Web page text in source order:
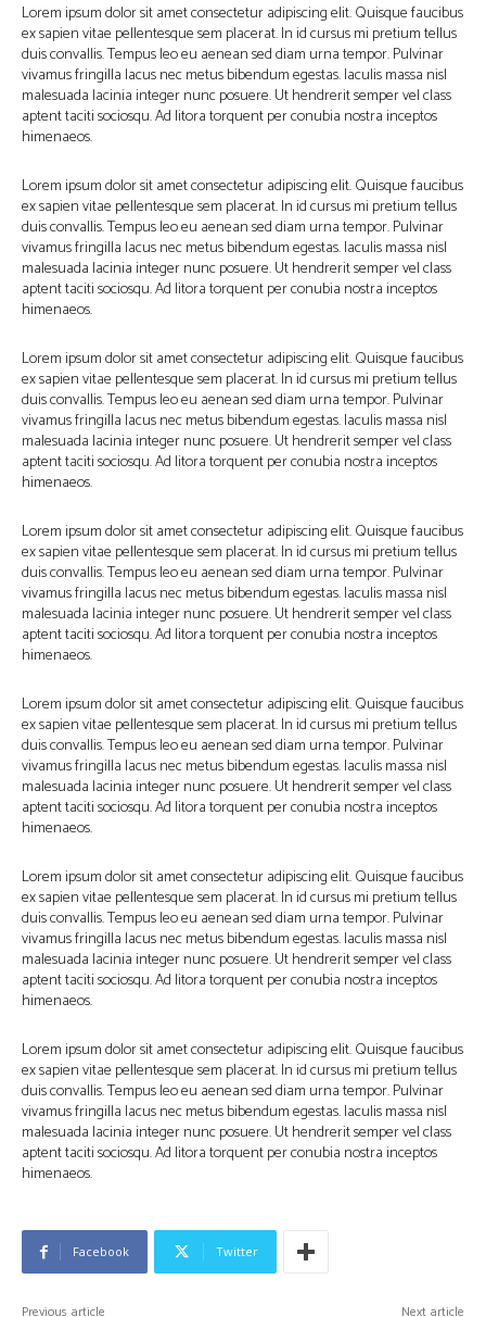
Lorem ipsum dolor sit amet consectetur adipiscing elit. Quisque faucibus
ex sapien vitae pellentesque sem placerat. In id cursus mi pretium tellus
duis convallis. Tempus leo eu aenean sed diam urna tempor. Pulvinar
vivamus fringilla lacus nec metus bibendum egestas. Iaculis massa nisl
malesuada lacinia integer nunc posuere. Ut hendrerit semper vel class
aptent taciti sociosqu. Ad litora torquent per conubia nostra inceptos
himenaeos.
Lorem ipsum dolor sit amet consectetur adipiscing elit. Quisque faucibus
ex sapien vitae pellentesque sem placerat. In id cursus mi pretium tellus
duis convallis. Tempus leo eu aenean sed diam urna tempor. Pulvinar
vivamus fringilla lacus nec metus bibendum egestas. Iaculis massa nisl
malesuada lacinia integer nunc posuere. Ut hendrerit semper vel class
aptent taciti sociosqu. Ad litora torquent per conubia nostra inceptos
himenaeos.
Lorem ipsum dolor sit amet consectetur adipiscing elit. Quisque faucibus
ex sapien vitae pellentesque sem placerat. In id cursus mi pretium tellus
duis convallis. Tempus leo eu aenean sed diam urna tempor. Pulvinar
vivamus fringilla lacus nec metus bibendum egestas. Iaculis massa nisl
malesuada lacinia integer nunc posuere. Ut hendrerit semper vel class
aptent taciti sociosqu. Ad litora torquent per conubia nostra inceptos
himenaeos.
Lorem ipsum dolor sit amet consectetur adipiscing elit. Quisque faucibus
ex sapien vitae pellentesque sem placerat. In id cursus mi pretium tellus
duis convallis. Tempus leo eu aenean sed diam urna tempor. Pulvinar
vivamus fringilla lacus nec metus bibendum egestas. Iaculis massa nisl
malesuada lacinia integer nunc posuere. Ut hendrerit semper vel class
aptent taciti sociosqu. Ad litora torquent per conubia nostra inceptos
himenaeos.
Lorem ipsum dolor sit amet consectetur adipiscing elit. Quisque faucibus
ex sapien vitae pellentesque sem placerat. In id cursus mi pretium tellus
duis convallis. Tempus leo eu aenean sed diam urna tempor. Pulvinar
vivamus fringilla lacus nec metus bibendum egestas. Iaculis massa nisl
malesuada lacinia integer nunc posuere. Ut hendrerit semper vel class
aptent taciti sociosqu. Ad litora torquent per conubia nostra inceptos
himenaeos.
Lorem ipsum dolor sit amet consectetur adipiscing elit. Quisque faucibus
ex sapien vitae pellentesque sem placerat. In id cursus mi pretium tellus
duis convallis. Tempus leo eu aenean sed diam urna tempor. Pulvinar
vivamus fringilla lacus nec metus bibendum egestas. Iaculis massa nisl
malesuada lacinia integer nunc posuere. Ut hendrerit semper vel class
aptent taciti sociosqu. Ad litora torquent per conubia nostra inceptos
himenaeos.
Lorem ipsum dolor sit amet consectetur adipiscing elit. Quisque faucibus
ex sapien vitae pellentesque sem placerat. In id cursus mi pretium tellus
duis convallis. Tempus leo eu aenean sed diam urna tempor. Pulvinar
vivamus fringilla lacus nec metus bibendum egestas. Iaculis massa nisl
malesuada lacinia integer nunc posuere. Ut hendrerit semper vel class
aptent taciti sociosqu. Ad litora torquent per conubia nostra inceptos
himenaeos.
Facebook Twitter
Previous article Next article